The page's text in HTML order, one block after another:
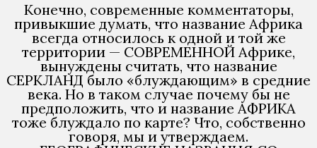
Конечно, современные комментаторы,
привыкшие думать, что название Африка
всегда относилось к одной и той же
территории — СОВРЕМЕННОЙ Африке,
вынуждены считать, что название
СЕРКЛАНД было «блуждающим» в средние
века. Но в таком случае почему бы не
предположить, что и название АФРИКА
тоже блуждало по карте? Что, собственно
говоря, мы и утверждаем.